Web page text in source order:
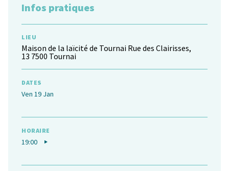
Infos pratiques
LIEU
Maison de la laïcité de Tournai Rue des Clairisses,
13 7500 Tournai
DATES
Ven 19 Jan
HORAIRE
19:00